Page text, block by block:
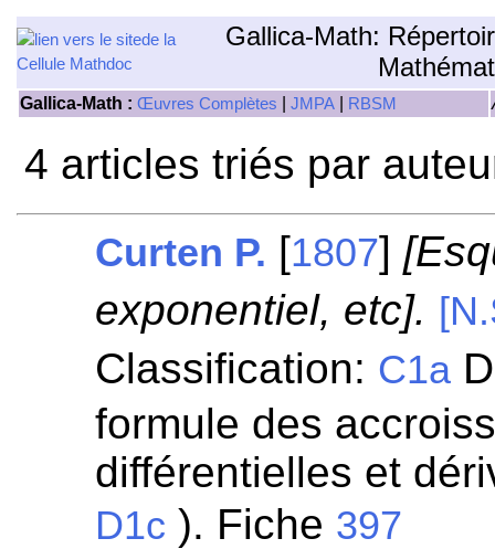
Gallica-Math:
Gallica-Math : Œuvres Complètes JMPA RBSM
4 articles triés par
Curten P. [1807]
exponentiel, etc].
Classification: C1a
formule des
différentielles et
D1c ). Fiche 397